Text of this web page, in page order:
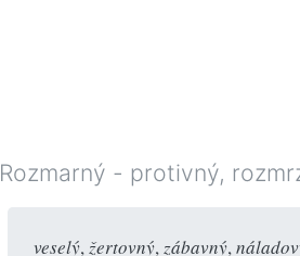
Rozmarný - protivný,
veselý, žertovný, zábavný,